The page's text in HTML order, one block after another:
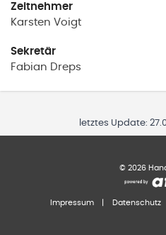
Zeitnehmer
Karsten Voigt
Sekretär
Fabian Dreps
letztes Update:
© 2026
Impressum Datenschutz